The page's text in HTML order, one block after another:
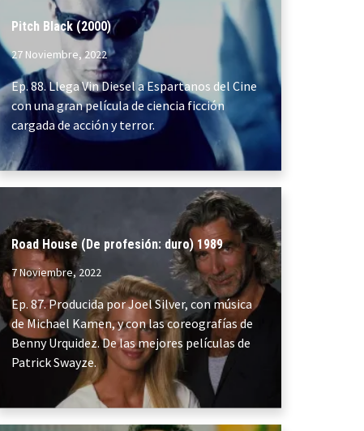
Pitch Black (2000)
27 Noviembre, 2022
Ep. 88. Llega Vin Diesel a Espartanos del Cine
con una gran película de ciencia ficción
cargada de acción y terror.
Road House (De profesión: duro) 1989
7 Noviembre, 2022
Ep. 87. Producida por Joel Silver, con música
de Michael Kamen, y con las coreografías de
Benny Urquidez. De las mejores películas de
Patrick Swayze.